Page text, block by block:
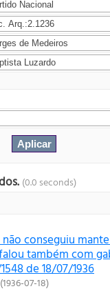
(0.0 seconds)
conseguiu
também com
de 18/07/1936
(1936-07-18)